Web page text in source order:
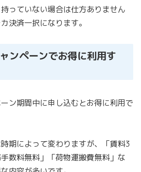
っていない場合は仕方ありません
決済一択になります。
ンペーンでお得に利用す
ン期間中に申し込むとお得に利用で
期によって変わりますが、「賃料3
数料無料」「荷物運搬費無料」な